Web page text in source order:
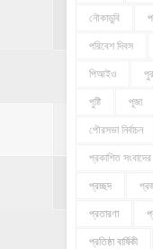
নৌকাডুবি
পরিবেশ দিবস
পিআইও
পুষ্টি পূজা
পৌরসভা নির্বাচন
প্রকাশিত
প্রচ্ছদ
প্রতারণা
প্রতিষ্ঠা বার্ষিকী